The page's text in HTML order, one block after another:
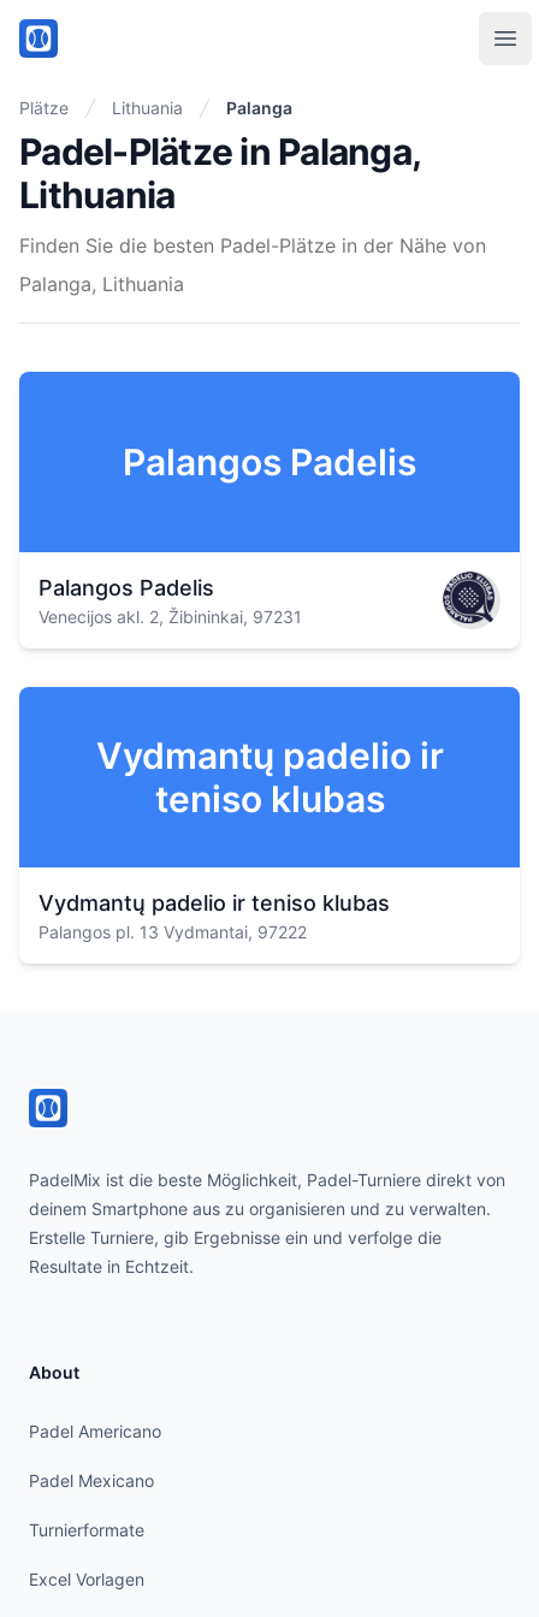
PadelMix
Plätze Lithuania Palanga
Padel-Plätze in Palanga,
Lithuania
Finden Sie die besten Padel-Plätze in der Nähe von
Palanga, Lithuania
Palangos Padelis
Palangos Padelis
Venecijos akl. 2, Žibininkai, 97231
Vydmantų padelio ir
teniso klubas
Vydmantų padelio ir teniso klubas
Palangos pl. 13 Vydmantai, 97222
PadelMix ist die beste Möglichkeit, Padel-Turniere direkt von
deinem Smartphone aus zu organisieren und zu verwalten.
Erstelle Turniere, gib Ergebnisse ein und verfolge die
Resultate in Echtzeit.
About
Padel Americano
Padel Mexicano
Turnierformate
Excel Vorlagen